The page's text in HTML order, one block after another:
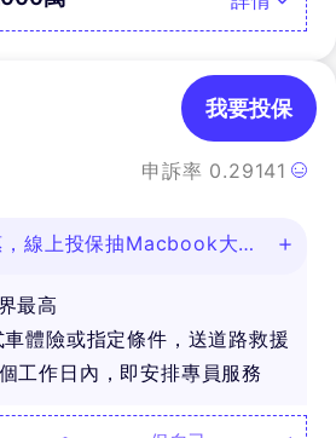
申訴率 0.29141
我要投保
線上投保抽Macbook大
最高
體險或指定條件，送道路救援
工作日內，即安排專員服務